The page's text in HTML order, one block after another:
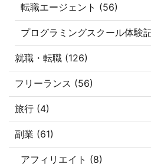
転職エージェント (56)
プログラミングスクール体験
就職・転職 (126)
フリーランス (56)
旅行 (4)
副業 (61)
アフィリエイト (8)